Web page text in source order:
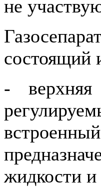
не
состоящий
- верхняя
жидкости